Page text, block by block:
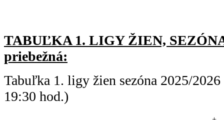
TABUĽKA 1. LIGY ŽIEN,
priebežná:
Tabuľka 1. ligy žien sezóna 2025/
19:30 hod.)